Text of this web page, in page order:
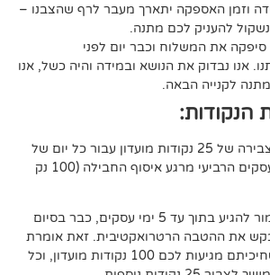
מעבר לרף שהצבנו –
מתנה.
יום לפני
ובמידה והיה כשל, אנו
על צבירה של 25 נקודות מועדון עבור כל יום של
המתנה, החל מיום העסקים הרביעי מרגע איסוף החבילה (100 נק
אם משלוח אמור להגיע בתוך עד 5 ימי עסקים, כבר בסיום
זאת אומרת
שעל ארבעת הימים שחיכיתם מגיעות לכם 100 נקודות מועדון, וכל